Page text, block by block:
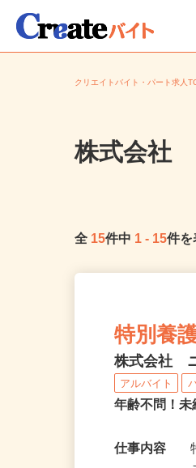
クリエイトバイト・パート求人
株式会社
全15件中1 - 15件
特別養
株式会社
アルバイト
年齢不問！
仕事内容